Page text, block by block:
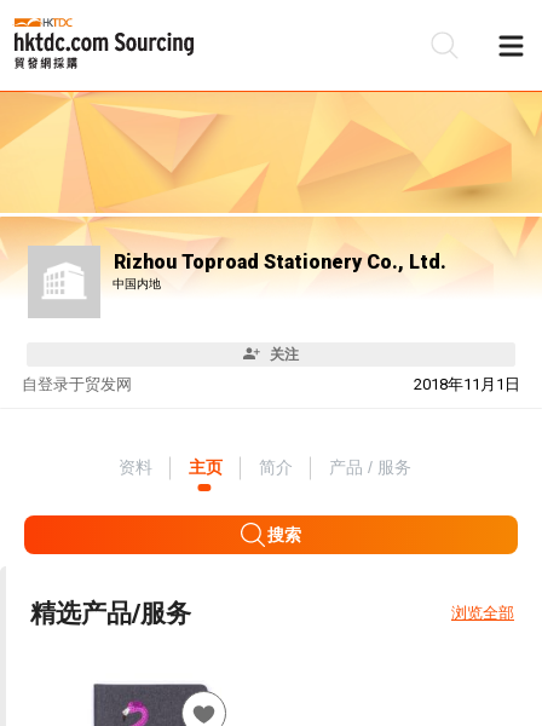
Rizhou Toproad Stationery Co., Ltd.
中国内地
关注
自 2018年11月1日
登录于贸发网
资料 主页 简介 产品 / 服务
搜索
精选产品/服务 浏览全部